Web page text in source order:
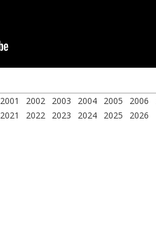
2001 2002 2003 2004 2005 2006
2021 2022 2023 2024 2025 2026